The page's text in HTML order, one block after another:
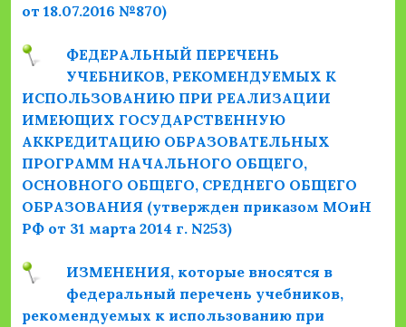
от 18.07.2016 №870)
ФЕДЕРАЛЬНЫЙ ПЕРЕЧЕНЬ
УЧЕБНИКОВ, РЕКОМЕНДУЕМЫХ К
ИСПОЛЬЗОВАНИЮ ПРИ РЕАЛИЗАЦИИ
ИМЕЮЩИХ ГОСУДАРСТВЕННУЮ
АККРЕДИТАЦИЮ ОБРАЗОВАТЕЛЬНЫХ
ПРОГРАММ НАЧАЛЬНОГО ОБЩЕГО,
ОСНОВНОГО ОБЩЕГО, СРЕДНЕГО ОБЩЕГО
ОБРАЗОВАНИЯ (утвержден приказом МОиН
РФ от 31 марта 2014 г. N253)
ИЗМЕНЕНИЯ, которые вносятся в
федеральный перечень учебников,
рекомендуемых к использованию при